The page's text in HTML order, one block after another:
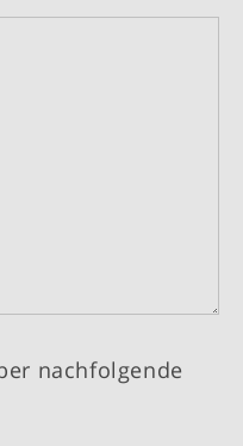
nachfolgende